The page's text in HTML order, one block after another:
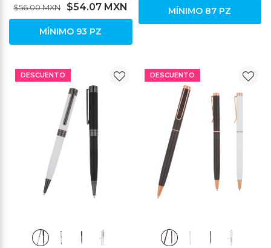
$56.00 MXN $54.07 MXN
MÍNIMO 93 PZ
MÍNIMO 87 PZ
DESCUENTO DESCUENTO